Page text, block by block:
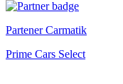
Partener Carmatik
Prime Cars Select